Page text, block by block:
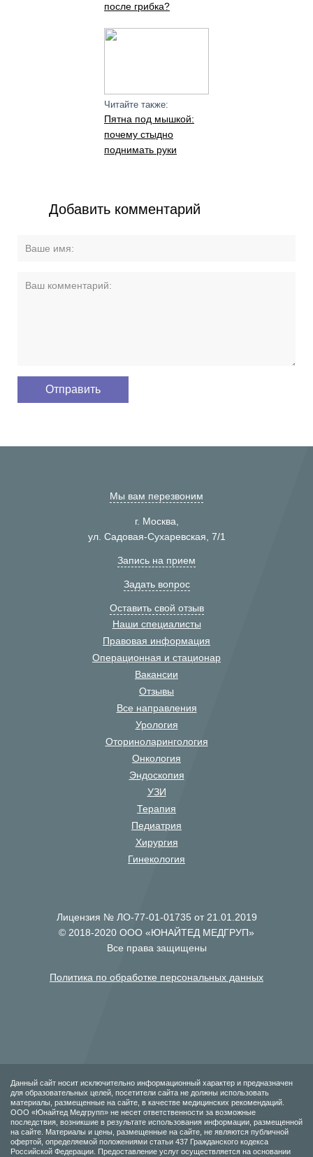
после грибка?
Читайте также:
Пятна под мышкой:
почему стыдно
поднимать руки
Добавить комментарий
Мы вам перезвоним
г. Москва,
ул. Садовая-Сухаревская, 7/1
Запись на прием
Задать вопрос
Оставить свой отзыв
Наши специалисты
Правовая информация
Операционная и стационар
Вакансии
Отзывы
Все направления
Урология
Оториноларингология
Онкология
Эндоскопия
УЗИ
Терапия
Педиатрия
Хирургия
Гинекология
Лицензия № ЛО-77-01-01735 от 21.01.2019
© 2018-2020 ООО «ЮНАЙТЕД МЕДГРУП»
Все права защищены
Политика по обработке персональных данных
Данный сайт носит исключительно информационный характер и предназначен
для образовательных целей, посетители сайта не должны использовать
материалы, размещенные на сайте, в качестве медицинских рекомендаций.
ООО «Юнайтед Медгрупп» не несет ответственности за возможные
последствия, возникшие в результате использования информации, размещенной
на сайте. Материалы и цены, размещенные на сайте, не являются публичной
офертой, определяемой положениями статьи 437 Гражданского кодекса
Российской Федерации. Предоставление услуг осуществляется на основании